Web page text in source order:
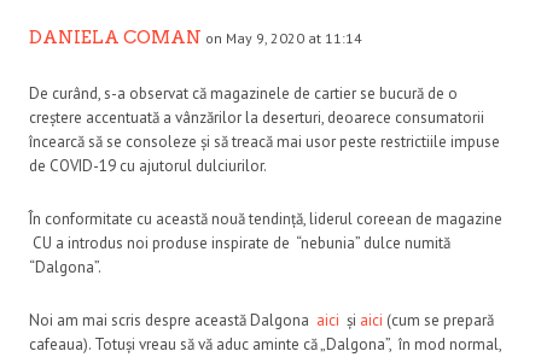
DANIELA COMAN on May 9, 2020 at 11:14
De curând, s-a observat că magazinele de cartier se bucură de o
creștere accentuată a vânzărilor la deserturi, deoarece consumatorii
încearcă să se consoleze și să treacă mai usor peste restrictiile impuse
de COVID-19 cu ajutorul dulciurilor.
În conformitate cu această nouă tendință, liderul coreean de magazine
CU a introdus noi produse inspirate de “nebunia” dulce numită
“Dalgona”.
Noi am mai scris despre această Dalgona aici și aici (cum se prepară
cafeaua). Totuși vreau să vă aduc aminte că „Dalgona”, în mod normal,